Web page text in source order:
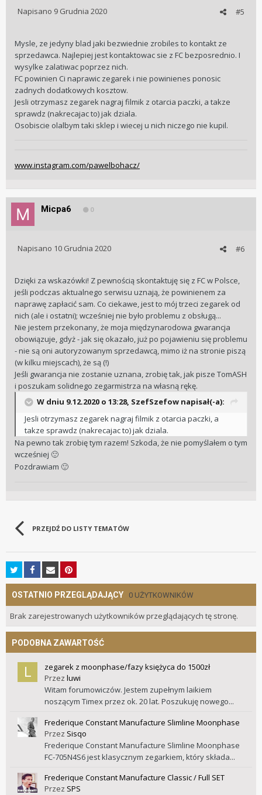
#5
Napisano 9 Grudnia 2020
Mysle, ze jedyny blad jaki bezwiednie zrobiles to kontakt ze
sprzedawca. Najlepiej jest kontaktowac sie z FC bezposrednio. I
wysylke zalatiwac poprzez nich.
FC powinien Ci naprawic zegarek i nie powinienes ponosic
zadnych dodatkowych kosztow.
Jesli otrzymasz zegarek nagraj filmik z otarcia paczki, a takze
sprawdz (nakrecajac to) jak dziala.
Osobiscie olalbym taki sklep i wiecej u nich niczego nie kupil.
www.instagram.com/pawelbohacz/
Micpa6 0
#6
Napisano 10 Grudnia 2020
Dzięki za wskazówki! Z pewnością skontaktuję się z FC w Polsce,
jeśli podczas aktualnego serwisu uznają, że powinienem za
naprawę zapłacić sam. Co ciekawe, jest to mój trzeci zegarek od
nich (ale i ostatni); wcześniej nie było problemu z obsługą...
Nie jestem przekonany, że moja międzynarodowa gwarancja
obowiązuje, gdyż - jak się okazało, już po pojawieniu się problemu
- nie są oni autoryzowanym sprzedawcą, mimo iż na stronie piszą
(w kilku miejscach), że są (!)
Jeśli gwarancja nie zostanie uznana, zrobię tak, jak pisze TomASH
i poszukam solidnego zegarmistrza na własną rękę.
W dniu 9.12.2020 o 13:28, SzefSzefow napisał(-a):
Jesli otrzymasz zegarek nagraj filmik z otarcia paczki, a
takze sprawdz (nakrecajac to) jak dziala.
Na pewno tak zrobię tym razem! Szkoda, że nie pomyślałem o tym
wcześniej 🙂
Pozdrawiam 🙂
PRZEJDŹ DO LISTY TEMATÓW
OSTATNIO PRZEGLĄDAJĄCY 0 UŻYTKOWNIKÓW
Brak zarejestrowanych użytkowników przeglądających tę stronę.
PODOBNA ZAWARTOŚĆ
zegarek z moonphase/fazy księżyca do 1500zł
Przez luwi
Witam forumowiczów. Jestem zupełnym laikiem
noszącym Timex przez ok. 20 lat. Poszukuję nowego...
Frederique Constant Manufacture Slimline Moonphase
Przez Sisqo
Frederique Constant Manufacture Slimline Moonphase
FC-705N4S6 jest klasycznym zegarkiem, który składa...
Frederique Constant Manufacture Classic / Full SET
Przez SPS